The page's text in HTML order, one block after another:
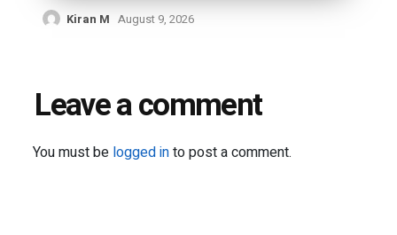
Kiran M August 9, 2026
Leave a comment
You must be logged into post a comment.